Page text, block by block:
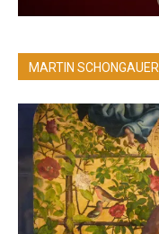
MARTIN SCHONGAUER